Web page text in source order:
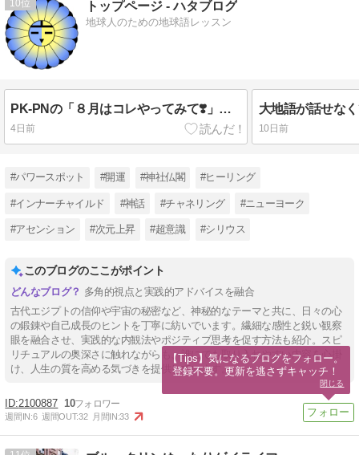
10 トップページ - ハタブログ
地球人のための地球語レッスン
PK-PNの「８月はコレやってみて❣️」♬(^^♪♬
4日前 10日前
#パワースポット #開運 #神社仏閣 #ヒーリング
#インナーチャイルド #神話 #チャネリング #ニューヨーク
#アセンション #次元上昇 #超意識 #シリウス
このブログのここがポイント
多角的視点と実践的アドバイスを融合
古代エジプトの信仰や宇宙の秘密など、神秘的なテーマと共に、日々の心
の鍛錬や自己成長のヒントを丁寧に紡いでいます。繊細な感性と鋭い観察
眼を融合させ、実践的な内観法やポジティブ思考を促す方法も紹介。スピ
リチュアルの奥深さに触れながらも、誰にでも取り入れやすい内容を心掛
け、人生の質を高める気づきを提供しています。
2100887 10
週間IN:6 週間OUT:32 月間IN:33
【Tips】気になるブログをフォロー。
登録不要。更新を逃さずキャッチ！
閉じる